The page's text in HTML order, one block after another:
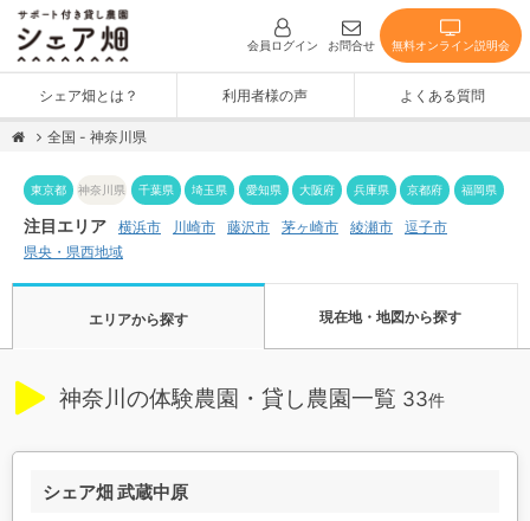
会員ログイン お問合せ 無料オンライン説明会
シェア畑とは？ 利用者様の声 よくある質問
全国 - 神奈川県
東京都 神奈川県 千葉県 埼玉県 愛知県 大阪府 兵庫県 京都府 福岡県
注目エリア 横浜市 川崎市 藤沢市 茅ヶ崎市 綾瀬市 逗子市
県央・県西地域
エリアから探す 現在地・地図から探す
神奈川の体験農園・貸し農園一覧 33件
シェア畑 武蔵中原